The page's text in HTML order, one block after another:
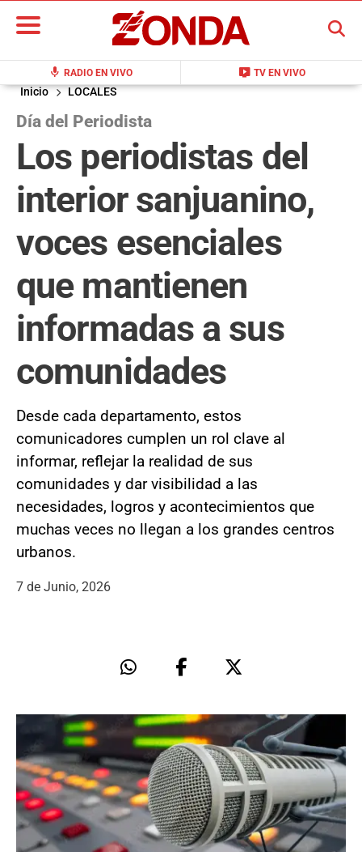
mic RADIO EN VIVO live_tv TV EN VIVO
BUSCAR
Inicio LOCALES
Día del Periodista
Los periodistas del
interior sanjuanino,
voces esenciales
que mantienen
informadas a sus
comunidades
Desde cada departamento, estos
comunicadores cumplen un rol clave al
informar, reflejar la realidad de sus
comunidades y dar visibilidad a las
necesidades, logros y acontecimientos que
muchas veces no llegan a los grandes centros
urbanos.
7 de Junio, 2026